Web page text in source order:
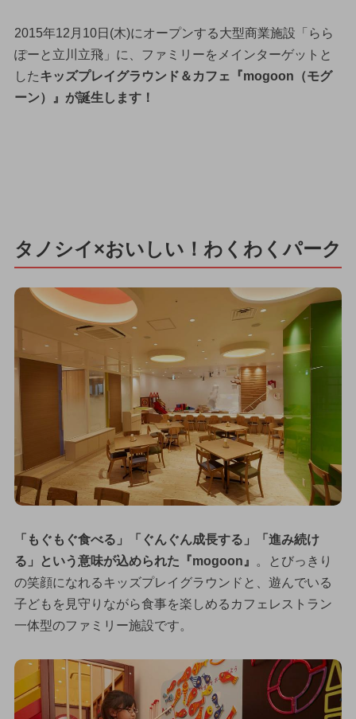
2015年12月10日(木)にオープンする大型商業施設「らら
ぽーと立川立飛」に、ファミリーをメインターゲットと
したキッズプレイグラウンド＆カフェ『mogoon（モグ
ーン）』が誕生します！
タノシイ×おいしい！わくわくパーク
「もぐもぐ食べる」「ぐんぐん成長する」「進み続け
る」という意味が込められた『mogoon』
。とびっきり
の笑顔になれるキッズプレイグラウンドと、遊んでいる
子どもを見守りながら食事を楽しめるカフェレストラン
一体型のファミリー施設です。